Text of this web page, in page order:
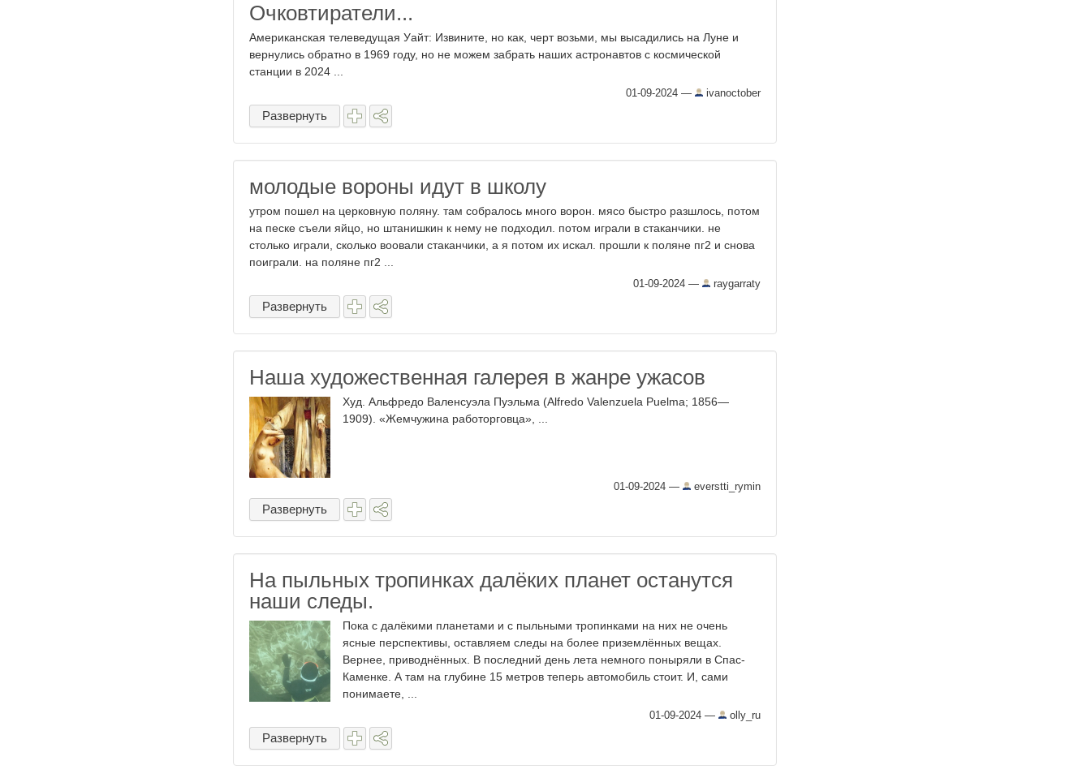
Очковтиратели...
Американская телеведущая Уайт: Извините, но как, черт возьми, мы высадились на Луне и
вернулись обратно в 1969 году, но не можем забрать наших астронавтов с космической
станции в 2024 ...
01-09-2024 — ivanoctober
Развернуть
молодые вороны идут в школу
утром пошел на церковную поляну. там собралось много ворон. мясо быстро разшлось, потом
на песке съели яйцо, но штанишкин к нему не подходил. потом играли в стаканчики. не
столько играли, сколько воовали стаканчики, а я потом их искал. прошли к поляне пг2 и снова
поиграли. на поляне пг2 ...
01-09-2024 — raygarraty
Развернуть
Наша художественная галерея в жанре ужасов
Худ. Альфредо Валенсуэла Пуэльма (Alfredo Valenzuela Puelma; 1856—
1909). «Жемчужина работорговца», ...
01-09-2024 — everstti_rymin
Развернуть
На пыльных тропинках далёких планет останутся
наши следы.
Пока с далёкими планетами и с пыльными тропинками на них не очень
ясные перспективы, оставляем следы на более приземлённых вещах.
Вернее, приводнённых. В последний день лета немного поныряли в Спас-
Каменке. А там на глубине 15 метров теперь автомобиль стоит. И, сами
понимаете, ...
01-09-2024 — olly_ru
Развернуть